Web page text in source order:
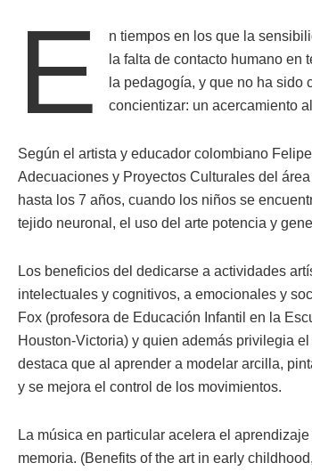
E
n tiempos en los que la
la falta de contacto humano en
la pedagogía, y que no ha sido
concientizar: un acercamiento
Según el artista y educador colombiano
Adecuaciones y Proyectos Culturales del
hasta los 7 años, cuando los niños se
tejido neuronal, el uso del arte potencia y
Los beneficios del dedicarse a actividades
intelectuales y cognitivos, a emocionales y
Fox (profesora de Educación Infantil en la
Houston-Victoria) y quien además privilegia
destaca que al aprender a modelar arcilla,
y se mejora el control de los movimientos.
La música en particular acelera el
memoria. (Benefits of the art in early